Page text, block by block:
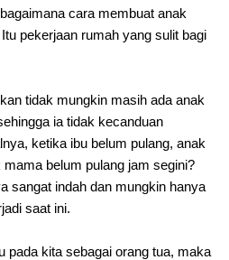
cara membuat anak
pekerjaan rumah yang sulit bagi
tidak mungkin masih ada anak
ia tidak kecanduan
ketika ibu belum pulang, anak
belum pulang jam segini?
sangat indah dan mungkin hanya
saat ini.
pada kita sebagai orang tua, maka